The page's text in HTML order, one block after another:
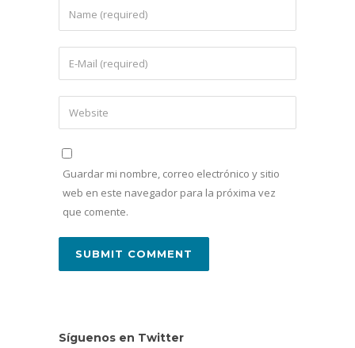
Guardar mi nombre, correo electrónico y sitio
web en este navegador para la próxima vez
que comente.
Síguenos en Twitter